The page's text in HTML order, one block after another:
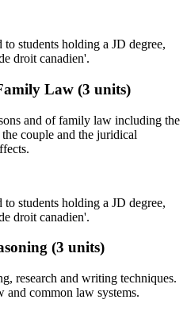
students holding a JD degree,
droit canadien'.
Law (3 units)
and of family law including the
couple and the juridical
students holding a JD degree,
droit canadien'.
(3 units)
research and writing techniques.
common law systems.